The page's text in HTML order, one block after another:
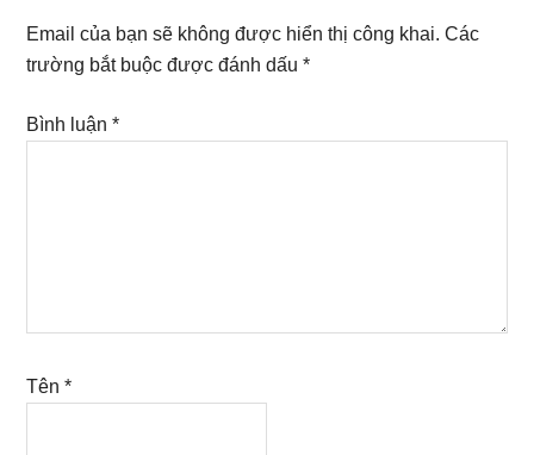
Interactions
Email của bạn sẽ không được hiển thị công khai. Các
trường bắt buộc được đánh dấu*
Bình luận*
Tên*